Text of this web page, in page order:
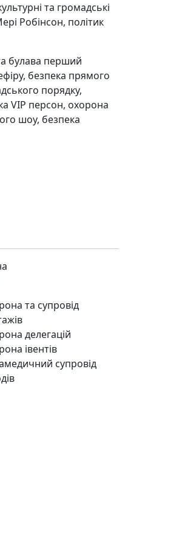
та громадські
Робінсон, політик
та супровід
делегацій
івентів
супровід